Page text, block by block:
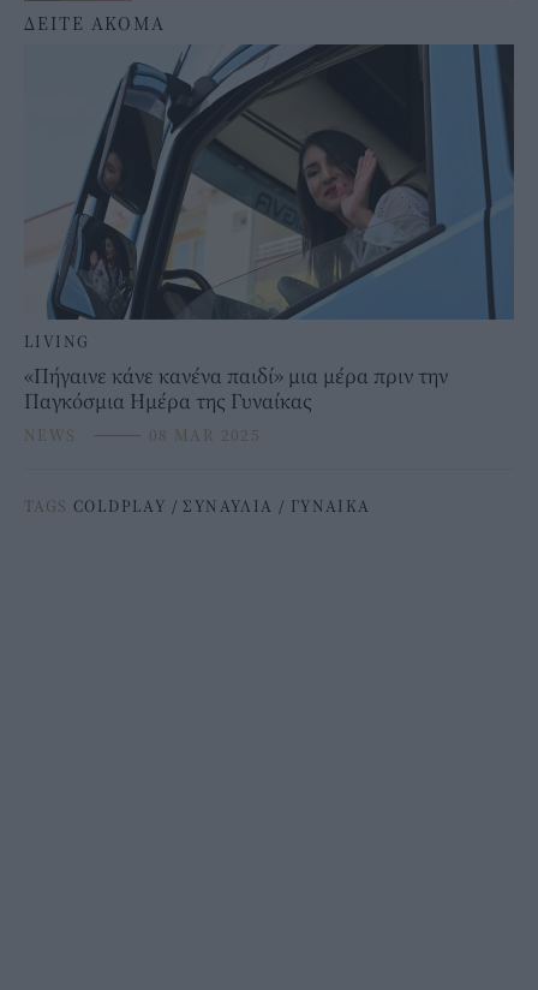
ΔΕΙΤΕ ΑΚΟΜΑ
LIVING
«Πήγαινε κάνε κανένα παιδί» μια μέρα πριν την
Παγκόσμια Ημέρα της Γυναίκας
NEWS ⸻ 08 MAR 2025
TAGS COLDPLAY / ΣΥΝΑΥΛΙΑ / ΓΥΝΑΙΚΑ